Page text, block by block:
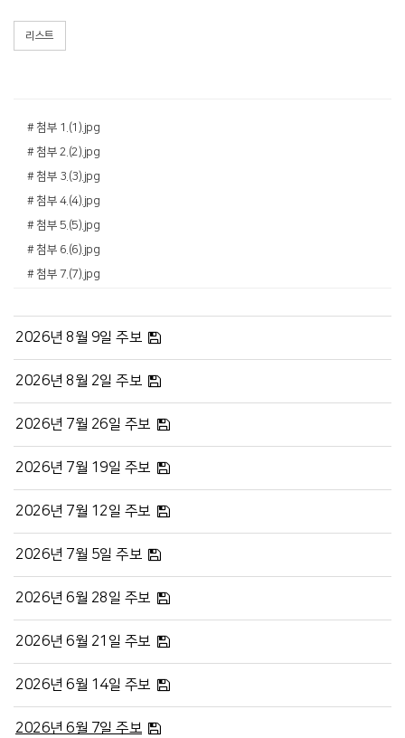
리스트
# 첨부 1.(1).jpg
# 첨부 2.(2).jpg
# 첨부 3.(3).jpg
# 첨부 4.(4).jpg
# 첨부 5.(5).jpg
# 첨부 6.(6).jpg
# 첨부 7.(7).jpg
2026년 8월 9일 주보
2026년 8월 2일 주보
2026년 7월 26일 주보
2026년 7월 19일 주보
2026년 7월 12일 주보
2026년 7월 5일 주보
2026년 6월 28일 주보
2026년 6월 21일 주보
2026년 6월 14일 주보
2026년 6월 7일 주보